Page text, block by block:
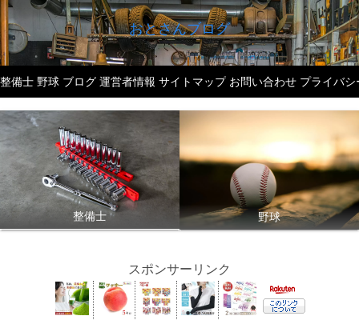
おとさんブログ
整備士 野球 ブログ 運営者情報 サイトマップ お問い合わせ プライバ
整備士 野球
スポンサーリンク